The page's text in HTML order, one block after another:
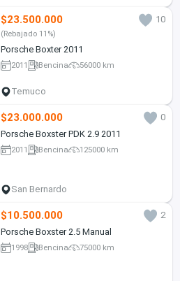
$23.500.000 10
(Rebajado 11%)
Porsche Boxter 2011
2011 Bencina 56000 km
Temuco
$23.000.000
0
Porsche Boxster PDK 2.9 2011
2011 Bencina 125000 km
San Bernardo
$10.500.000
2
Porsche Boxster 2.5 Manual
1998 Bencina 75000 km